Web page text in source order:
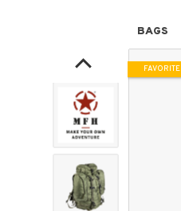
BAGS
FAVORITE